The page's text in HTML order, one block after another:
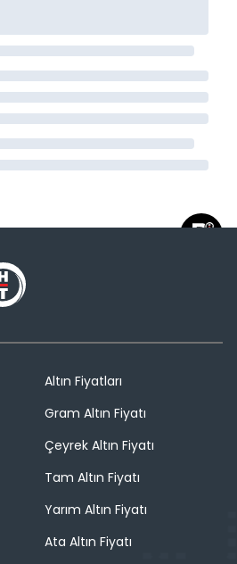
Altın Fiyatları
Gram Altın Fiyatı
Çeyrek Altın Fiyatı
Tam Altın Fiyatı
Yarım Altın Fiyatı
Ata Altın Fiyatı